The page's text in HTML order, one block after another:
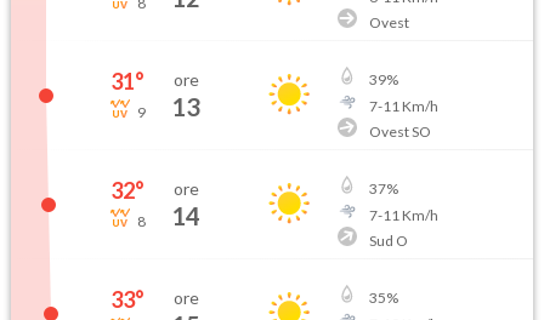
Ovest
31°
9
ore
13
39%
7-11 Km/h
Ovest SO
32°
8
ore
14
37%
7-11 Km/h
Sud O
33° ore 35%